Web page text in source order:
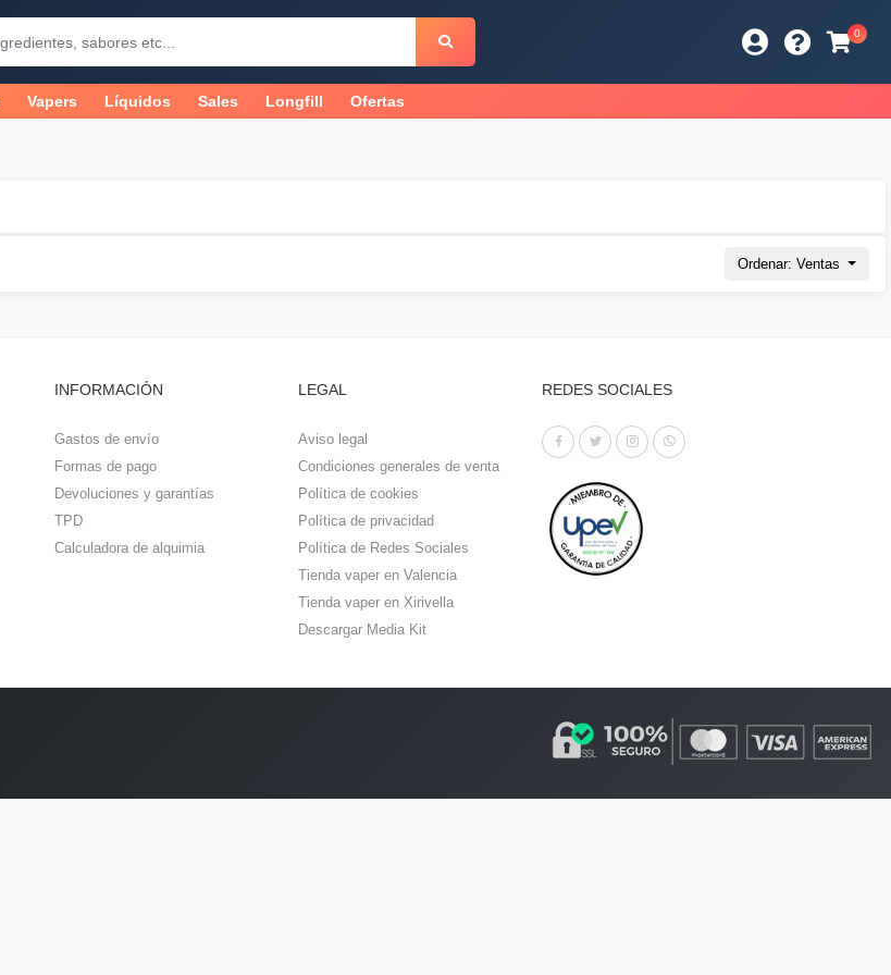
0
Vapers Líquidos Sales Longfill Ofertas
Ordenar: Ventas
INFORMACIÓN
Gastos de envío
Formas de pago
Devoluciones y garantías
TPD
Calculadora de alquimia
LEGAL
Aviso legal
Condiciones generales de venta
Política de cookies
Política de privacidad
Política de Redes Sociales
Tienda vaper en Valencia
Tienda vaper en Xirivella
Descargar Media Kit
REDES SOCIALES